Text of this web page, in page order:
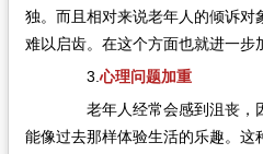
独。而且相对来说老年人的倾诉对
难以启齿。在这个方面也就进一步
3.心理问题加重
老年人经常会感到沮丧，
能像过去那样体验生活的乐趣。这